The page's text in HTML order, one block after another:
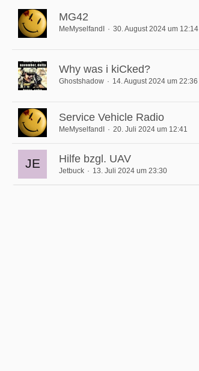
MG42
MeMyselfandI 30. August 2024 um 12:14
Why was i kiCked?
Ghostshadow 14. August 2024 um 22:36
Service Vehicle Radio
MeMyselfandI 20. Juli 2024 um 12:41
Hilfe bzgl. UAV
Jetbuck 13. Juli 2024 um 23:30